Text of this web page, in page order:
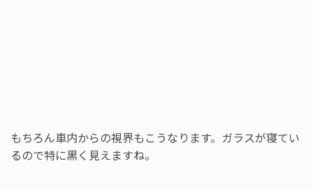
もちろん車内からの視界もこうなります。ガラスが寝てい
るので特に黒く見えますね。